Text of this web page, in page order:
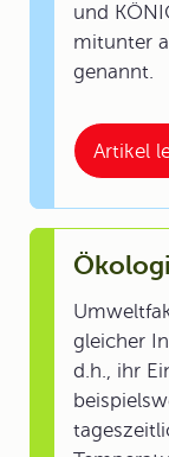
Artikel
und
mitunter
genannt.
gleicher
d.h., ihr